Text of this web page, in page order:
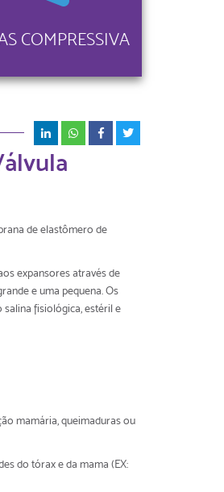
COMPRESSIVA
de elastômero de
expansores através de
e uma pequena. Os
salina fisiológica, estéril e
mamária, queimaduras ou
do tórax e da mama (EX: